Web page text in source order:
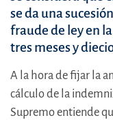
se da una
fraude de ley en
tres meses y
A la hora de fijar la
cálculo de la
Supremo entiende